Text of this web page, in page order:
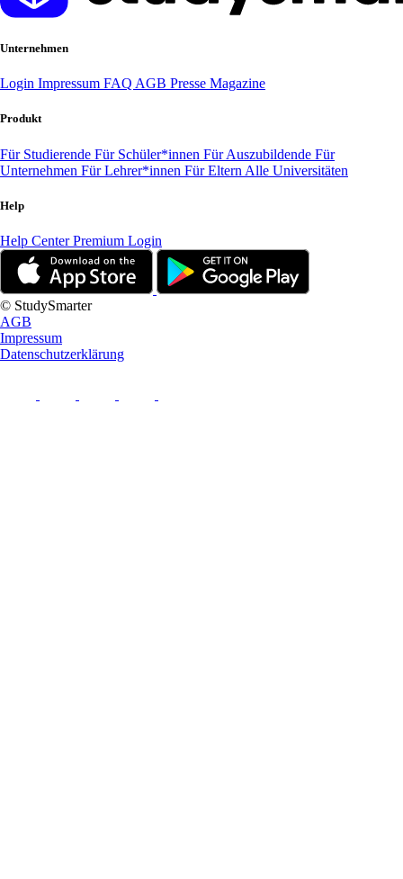
Unternehmen
Login Impressum FAQ AGB Presse Magazine
Produkt
Für Studierende Für Schüler*innen Für Auszubildende Für
Unternehmen Für Lehrer*innen Für Eltern Alle Universitäten
Help
Help CenterPremium Login
© StudySmarter
AGB
Impressum
Datenschutzerklärung